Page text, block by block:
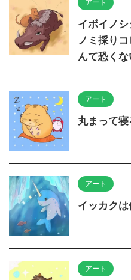
アート
イボイノ
ノミ採り
んて恐くな
アート
丸まって寝
アート
イッカクは
アート